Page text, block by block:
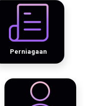
Perniagaan